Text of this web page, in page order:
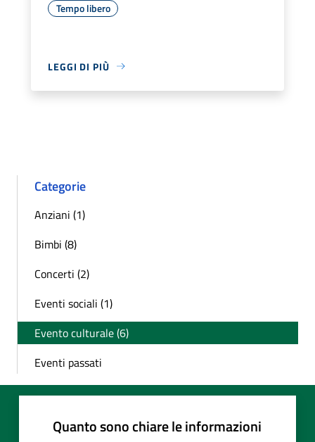
Tempo libero
LEGGI DI PIÙ
Categorie
Anziani (1)
Bimbi (8)
Concerti (2)
Eventi sociali (1)
Evento culturale (6)
Eventi passati
Quanto sono chiare le informazioni